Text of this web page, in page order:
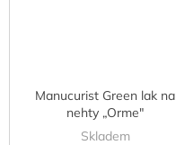
Manucurist Green lak na
nehty „Orme"
Skladem